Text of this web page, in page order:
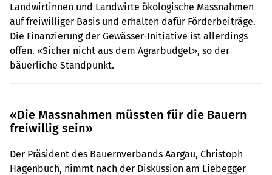
Landwirtinnen und Landwirte ökologische Massnahmen
auf freiwilliger Basis und erhalten dafür Förderbeiträge.
Die Finanzierung der Gewässer-Initiative ist allerdings
offen. «Sicher nicht aus dem Agrarbudget», so der
bäuerliche Standpunkt.
«Die Massnahmen müssten für die Bauern
freiwillig sein»
Der Präsident des Bauernverbands Aargau, Christoph
Hagenbuch, nimmt nach der Diskussion am Liebegger